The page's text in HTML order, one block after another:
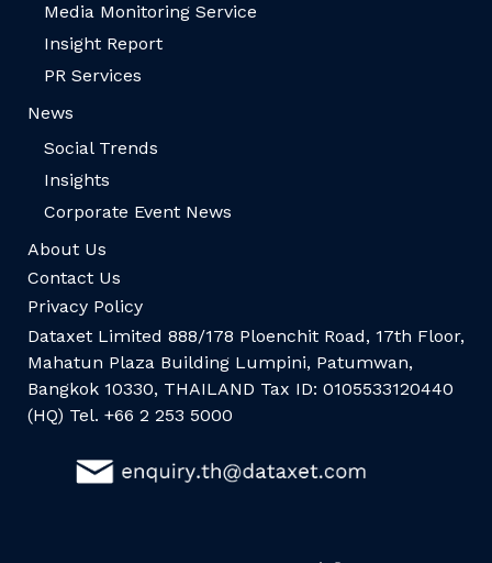
Media Monitoring Service
Insight Report
PR Services
News
Social Trends
Insights
Corporate Event News
About Us
Contact Us
Privacy Policy
Dataxet Limited 888/178 Ploenchit Road, 17th Floor,
Mahatun Plaza Building Lumpini, Patumwan,
Bangkok 10330, THAILAND Tax ID: 0105533120440
(HQ) Tel. +66 2 253 5000